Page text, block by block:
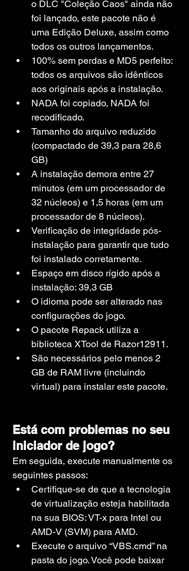
o DLC "Coleção Caos" ainda não
foi lançado, este pacote não é
uma Edição Deluxe, assim como
todos os outros lançamentos.
100% sem perdas e MD5 perfeito:
todos os arquivos são idênticos
aos originais após a instalação.
NADA foi copiado, NADA foi
recodificado.
Tamanho do arquivo reduzido
(compactado de 39,3 para 28,6
GB)
A instalação demora entre 27
minutos (em um processador de
32 núcleos) e 1,5 horas (em um
processador de 8 núcleos).
Verificação de integridade pós-
instalação para garantir que tudo
foi instalado corretamente.
Espaço em disco rígido após a
instalação: 39,3 GB
O idioma pode ser alterado nas
configurações do jogo.
O pacote Repack utiliza a
biblioteca XTool de Razor12911.
São necessários pelo menos 2
GB de RAM livre (incluindo
virtual) para instalar este pacote.
Está com problemas no seu
iniciador de jogo?
Em seguida, execute manualmente os
seguintes passos:
Certifique-se de que a tecnologia
de virtualização esteja habilitada
na sua BIOS: VT-x para Intel ou
AMD-V (SVM) para AMD.
Execute o arquivo “VBS.cmd” na
pasta do jogo. Você pode baixar